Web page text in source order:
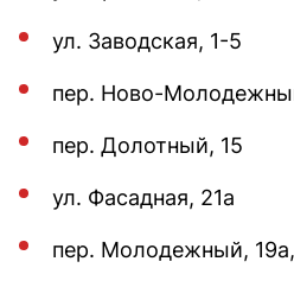
ул. Заводская, 1-5
пер. Ново-
пер. Долотный, 15
ул. Фасадная, 21а
пер. Молодежный,